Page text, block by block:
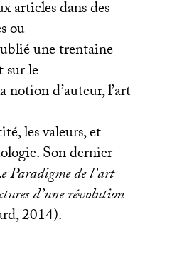
articles dans des
ou
une trentaine
sur le
notion d’auteur, l’art
les valeurs, et
Son dernier
Paradigme de l’art
d’une révolution
2014).